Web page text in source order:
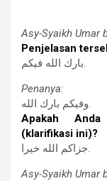
Asy-Syaikh Umar
Penjelasan
بارك الله فيكم.
Penanya:
وفيكم بارك الله.
Apakah
(klarifikasi ini)?
جزاكم الله خيرا.
Asy-Syaikh Umar